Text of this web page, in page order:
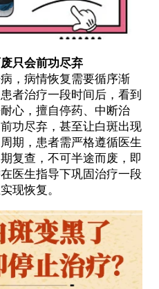
只会前功尽弃
病情恢复需要循序渐
者治疗一段时间后，看到
心，擅自停药、中断治
功尽弃，甚至让白斑出现
期，患者需严格遵循医生
复查，不可半途而废，即
医生指导下巩固治疗一段
现恢复。